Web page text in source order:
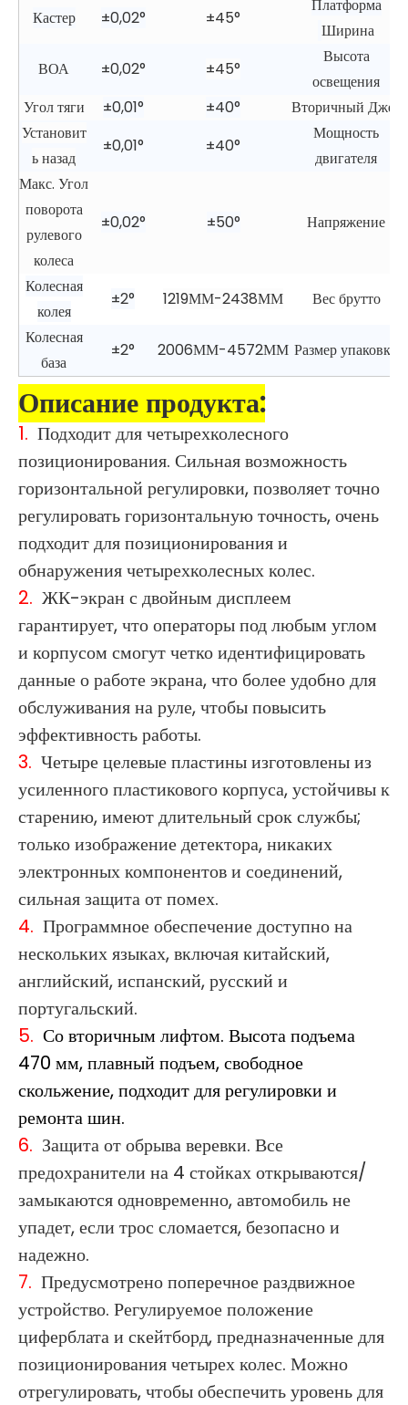
Кастер ±0,02° ±45°
Платформа
Ширина
ВОА
±0,02° ±45°
Высота
освещения
Угол тяги
±0,01° ±40°
Вторичный Джек
Установит
ь назад
±0,01° ±40°
Мощность
двигателя
Макс. Угол
поворота
рулевого
колеса
±0,02° ±50° Напряжение
Колесная
колея
±2° 1219ММ-2438ММ
Вес брутто
Колесная
база
±2° 2006ММ-4572ММ Размер упаковки
Описание продукта:
1. Подходит для четырехколесного
позиционирования. Сильная возможность
горизонтальной регулировки, позволяет точно
регулировать горизонтальную точность, очень
подходит для позиционирования и
обнаружения четырехколесных колес.
2. ЖК-экран с двойным дисплеем
гарантирует, что операторы под любым углом
и корпусом смогут четко идентифицировать
данные о работе экрана, что более удобно для
обслуживания на руле, чтобы повысить
эффективность работы.
3. Четыре целевые пластины изготовлены из
усиленного пластикового корпуса, устойчивы к
старению, имеют длительный срок службы;
только изображение детектора, никаких
электронных компонентов и соединений,
сильная защита от помех.
4. Программное обеспечение доступно на
нескольких языках, включая китайский,
английский, испанский, русский и
португальский.
5. Со вторичным лифтом. Высота подъема
470 мм, плавный подъем, свободное
скольжение, подходит для регулировки и
ремонта шин.
6. Защита от обрыва веревки. Все
предохранители на 4 стойках открываются/
замыкаются одновременно, автомобиль не
упадет, если трос сломается, безопасно и
надежно.
7. Предусмотрено поперечное раздвижное
устройство. Регулируемое положение
циферблата и скейтборд, предназначенные для
позиционирования четырех колес. Можно
отрегулировать, чтобы обеспечить уровень для